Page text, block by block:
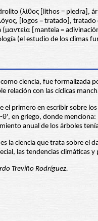
(λίθος [lithos = piedra],
[logos = tratado], tratado
[manteia =
(el estudio de los climas
ciencia, fue formalizada
relación con las cíclicas
el primero en escribir sobre
θ', en griego, donde
anual de los árboles
es la ciencia que trata sobre el
las tendencias climáticas
Treviño Rodríguez.